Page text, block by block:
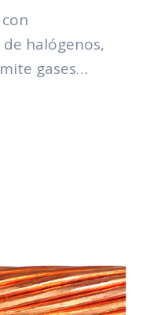
halógenos,
gases